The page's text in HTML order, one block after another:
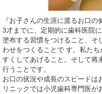
『お子さんの生涯に渡るお口
3才までに、定期的に歯科医院
塗布する習慣をつけること、そ
わせをつくることで す。私た
すくしてあげること。そして将
行うことです。
お口の状況や成長のスピードは
リニックでは小児歯科専門医